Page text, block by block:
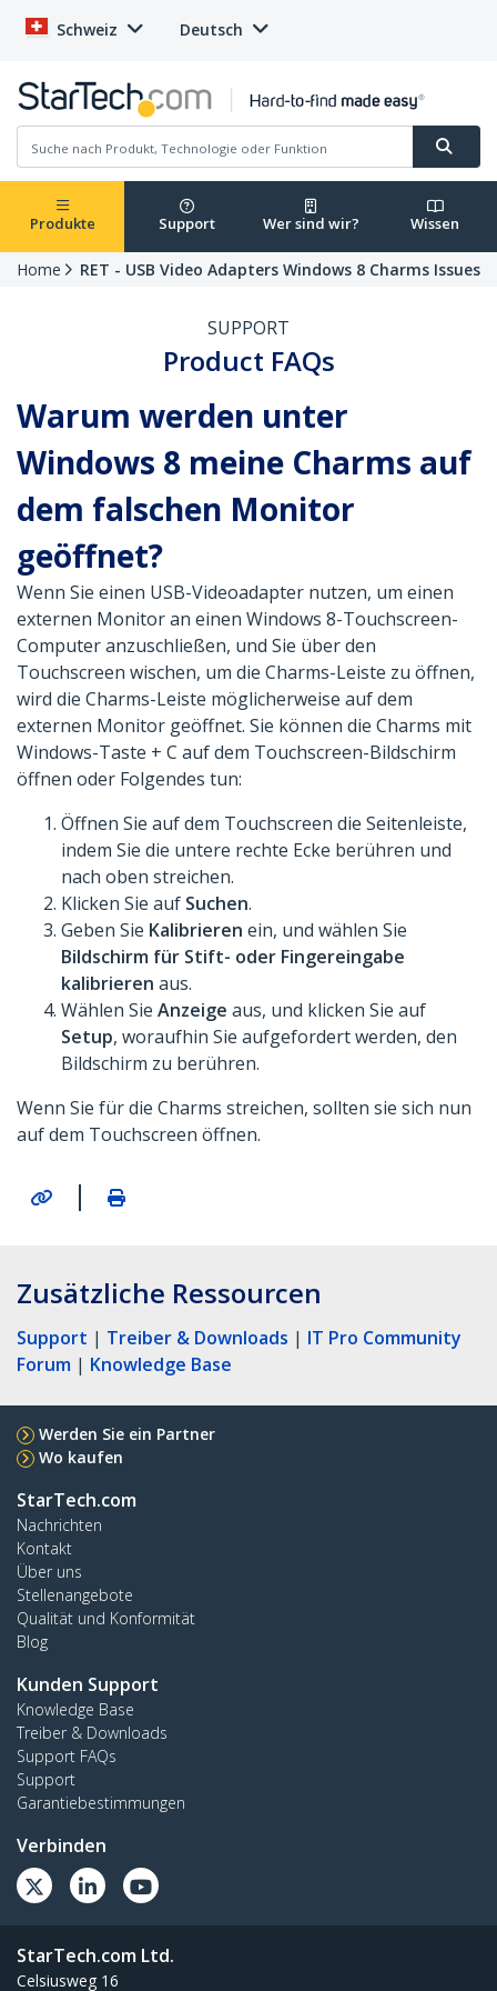
Schweiz Deutsch
Produkte Support Wer sind wir? Wissen
Home RET - USB Video Adapters Windows 8 Charms Issues
SUPPORT
Product FAQs
Warum werden unter
Windows 8 meine Charms auf
dem falschen Monitor
geöffnet?
Wenn Sie einen USB-Videoadapter nutzen, um einen
externen Monitor an einen Windows 8-Touchscreen-
Computer anzuschließen, und Sie über den
Touchscreen wischen, um die Charms-Leiste zu öffnen,
wird die Charms-Leiste möglicherweise auf dem
externen Monitor geöffnet. Sie können die Charms mit
Windows-Taste + C auf dem Touchscreen-Bildschirm
öffnen oder Folgendes tun:
Öffnen Sie auf dem Touchscreen die Seitenleiste,
indem Sie die untere rechte Ecke berühren und
nach oben streichen.
Klicken Sie auf Suchen.
Geben Sie Kalibrieren ein, und wählen Sie
Bildschirm für Stift- oder Fingereingabe
kalibrieren aus.
Wählen Sie Anzeige aus, und klicken Sie auf
Setup, woraufhin Sie aufgefordert werden, den
Bildschirm zu berühren.
Wenn Sie für die Charms streichen, sollten sie sich nun
auf dem Touchscreen öffnen.
|
Zusätzliche Ressourcen
Support | Treiber & Downloads | IT Pro Community
Forum | Knowledge Base
Werden Sie ein Partner
Wo kaufen
StarTech.com
Nachrichten
Kontakt
Über uns
Stellenangebote
Qualität und Konformität
Blog
Kunden Support
Knowledge Base
Treiber & Downloads
Support FAQs
Support
Garantiebestimmungen
Verbinden
StarTech.com Ltd.
Celsiusweg 16